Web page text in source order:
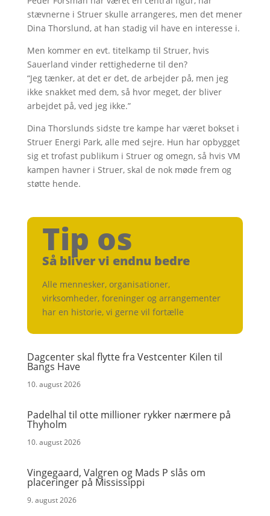
stævnerne i Struer skulle arrangeres, men det mener
Dina Thorslund, at han stadig vil have en interesse i.
Men kommer en evt. titelkamp til Struer, hvis
Sauerland vinder rettighederne til den?
“Jeg tænker, at det er det, de arbejder på, men jeg
ikke snakket med dem, så hvor meget, der bliver
arbejdet på, ved jeg ikke.”
Dina Thorslunds sidste tre kampe har været bokset i
Struer Energi Park, alle med sejre. Hun har opbygget
sig et trofast publikum i Struer og omegn, så hvis VM
kampen havner i Struer, skal de nok møde frem og
støtte hende.
Tip os
Så bliver vi endnu bedre
Alle mennesker, organisationer,
virksomheder, foreninger og arrangementer
har en historie, vi gerne vil fortælle
Dagcenter skal flytte fra Vestcenter Kilen til
Bangs Have
10. august 2026
Padelhal til otte millioner rykker nærmere på
Thyholm
10. august 2026
Vingegaard, Valgren og Mads P slås om
placeringer på Mississippi
9. august 2026